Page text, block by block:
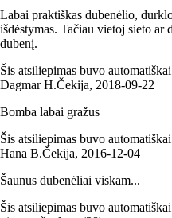
Labai praktiškas dubenėlio,
išdėstymas. Tačiau vietoj sieto
dubenį.
Šis atsiliepimas buvo
Dagmar H.Čekija, 2018‑09‑22
Bomba labai gražus
Šis atsiliepimas buvo
Hana B.Čekija, 2016‑12‑04
Šaunūs dubenėliai viskam...
Šis atsiliepimas buvo